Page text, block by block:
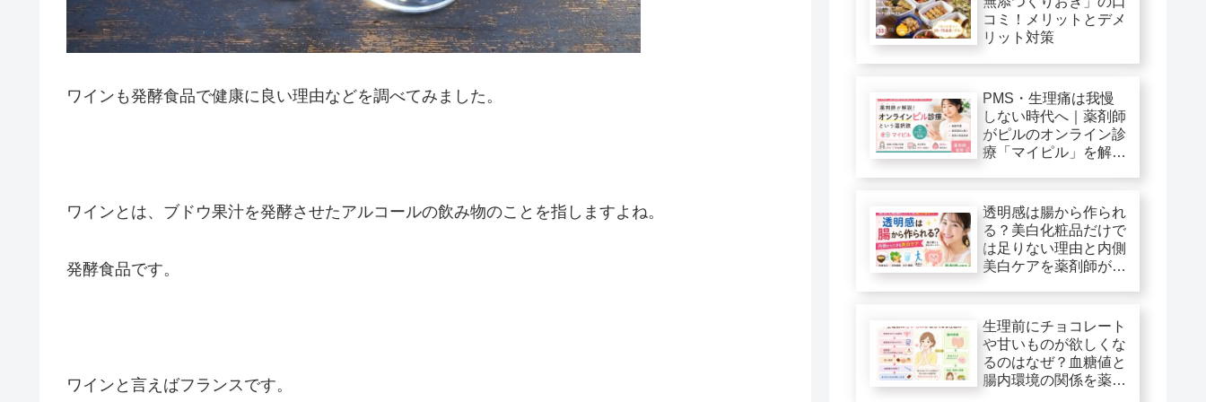
ワインも発酵食品で健康に良い理由などを調べてみました。
ワインとは、ブドウ果汁を発酵させたアルコールの飲み物のことを指しますよね。
発酵食品です。
ワインと言えばフランスです。
コミ！メリットとデメ
リット対策
PMS・生理痛は我慢
しない時代へ｜薬剤師
がピルのオンライン診
療「マイピル」を解
透明感は腸から作られ
る？美白化粧品だけで
は足りない理由と内側
美白ケアを薬剤師が解
生理前にチョコレート
や甘いものが欲しくな
るのはなぜ？血糖値と
腸内環境の関係を薬剤